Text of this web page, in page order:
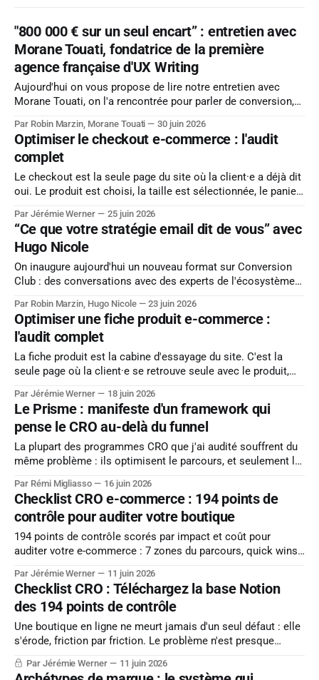
"800 000 € sur un seul encart” : entretien avec
Morane Touati, fondatrice de la première
agence française d'UX Writing
Aujourd'hui on vous propose de lire notre entretien avec
Morane Touati, on l'a rencontrée pour parler de conversion,
l'intelligence artificielle fait au langage. Mettre les bons mots
au bon moment, au bon
Par Robin Marzin, Morane Touati 30 juin 2026
Optimiser le checkout e-commerce : l'audit
complet
Le checkout est la seule page du site où la client·e a déjà dit
oui. Le produit est choisi, la taille est sélectionnée, le panier
changer d'avis et pourtant, c'est
Par Jérémie Werner 25 juin 2026
“Ce que votre stratégie email dit de vous” avec
Hugo Nicole
On inaugure aujourd'hui un nouveau format sur Conversion
Club : des conversations avec des experts de l'écosystème
et assez de recul pour en parler avec précision. Pour ce
premier échange, on a rencontré Hugo Nicole, consultant
Par Robin Marzin, Hugo Nicole 23 juin 2026
Optimiser une fiche produit e-commerce :
l'audit complet
La fiche produit est la cabine d'essayage du site. C'est la
seule page où la client·e se retrouve seule avec le produit,
d'acquisition vient se jouer. Le Baymard Institute,
Par Jérémie Werner 18 juin 2026
Le Prisme : manifeste d'un framework qui
pense le CRO au-delà du funnel
La plupart des programmes CRO que j'ai audité souffrent du
même problème : ils optimisent le parcours, et seulement le
pas suffisant. À force de passer des marques e-commerce
au microscope, j'ai fini par cartographier les
Par Rémi Migliasso 16 juin 2026
Checklist CRO e-commerce : 194 points de
contrôle pour auditer votre boutique
194 points de contrôle scorés par impact et coût pour
auditer votre e-commerce : 7 zones du parcours, quick wins
Par Jérémie Werner 11 juin 2026
Checklist CRO : Téléchargez la base Notion
des 194 points de contrôle
Une boutique en ligne ne meurt jamais d'un seul défaut : elle
s'érode, friction par friction. Le problème n'est presque
Par Jérémie Werner 11 juin 2026